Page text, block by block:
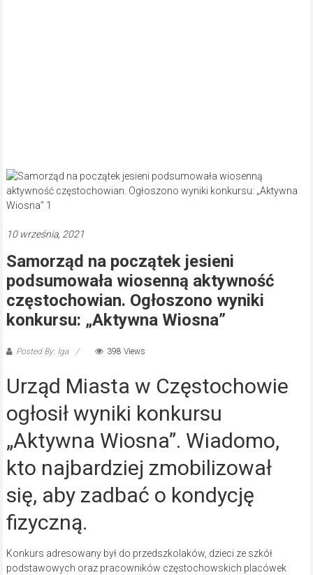
10 września, 2021
Samorząd na początek jesieni
podsumowała wiosenną aktywność
częstochowian. Ogłoszono wyniki
konkursu: „Aktywna Wiosna”
Posted By: Iga 398 Views
Urząd Miasta w Częstochowie
ogłosił wyniki konkursu
„Aktywna Wiosna”. Wiadomo,
kto najbardziej zmobilizował
się, aby zadbać o kondycję
fizyczną.
Konkurs adresowany był do przedszkolaków, dzieci ze szkół
podstawowych oraz pracowników częstochowskich placówek